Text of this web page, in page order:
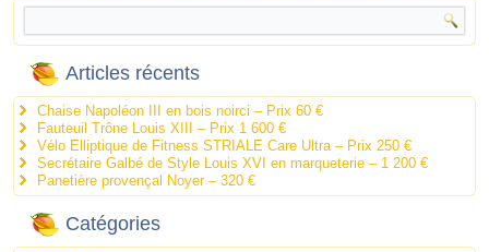
Articles récents
Chaise Napoléon III en bois noirci – Prix 60 €
Fauteuil Trône Louis XIII – Prix 1 600 €
Vélo Elliptique de Fitness STRIALE Care Ultra – Prix 250 €
Secrétaire Galbé de Style Louis XVI en marqueterie – 1 200 €
Panetière provençal Noyer – 320 €
Catégories